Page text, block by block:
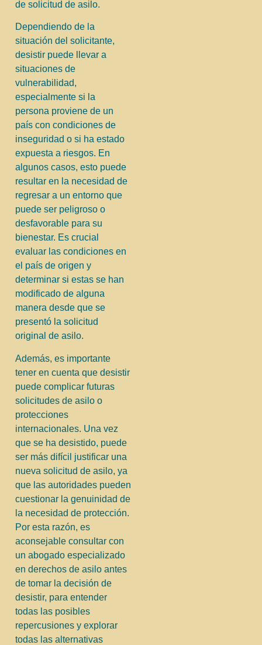
de solicitud de asilo.
Dependiendo de la
situación del solicitante,
desistir puede llevar a
situaciones de
vulnerabilidad,
especialmente si la
persona proviene de un
país con condiciones de
inseguridad o si ha estado
expuesta a riesgos. En
algunos casos, esto puede
resultar en la necesidad de
regresar a un entorno que
puede ser peligroso o
desfavorable para su
bienestar. Es crucial
evaluar las condiciones en
el país de origen y
determinar si estas se han
modificado de alguna
manera desde que se
presentó la solicitud
original de asilo.
Además, es importante
tener en cuenta que desistir
puede complicar futuras
solicitudes de asilo o
protecciones
internacionales. Una vez
que se ha desistido, puede
ser más difícil justificar una
nueva solicitud de asilo, ya
que las autoridades pueden
cuestionar la genuinidad de
la necesidad de protección.
Por esta razón, es
aconsejable consultar con
un abogado especializado
en derechos de asilo antes
de tomar la decisión de
desistir, para entender
todas las posibles
repercusiones y explorar
todas las alternativas